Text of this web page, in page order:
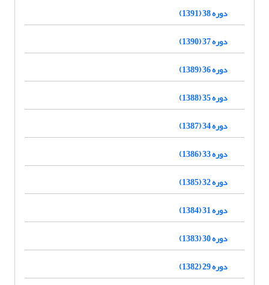
دوره 38 (1391)
دوره 37 (1390)
دوره 36 (1389)
دوره 35 (1388)
دوره 34 (1387)
دوره 33 (1386)
دوره 32 (1385)
دوره 31 (1384)
دوره 30 (1383)
دوره 29 (1382)